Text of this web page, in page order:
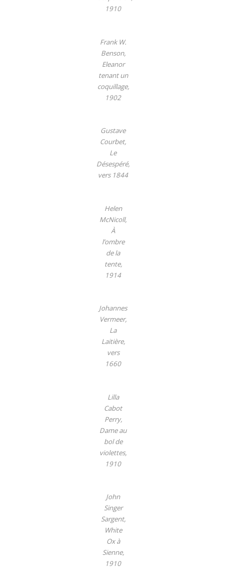
1910
Frank W.
Benson,
Eleanor
tenant un
coquillage,
1902
Gustave
Courbet,
Le
Désespéré,
vers 1844
Helen
McNicoll,
À
l’ombre
de la
tente,
1914
Johannes
Vermeer,
La
Laitière,
vers
1660
Lilla
Cabot
Perry,
Dame au
bol de
violettes,
1910
John
Singer
Sargent,
White
Ox à
Sienne,
1910